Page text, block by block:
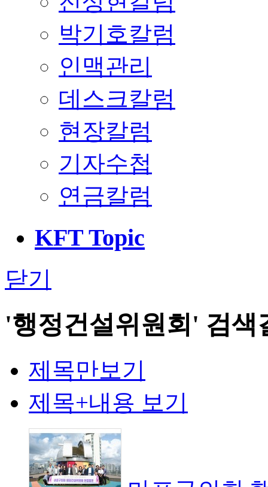
박기호칼럼
인맥관리
데스크칼럼
현장칼럼
기자수첩
연금칼럼
KFT Topic
닫기
'행정건설위원회' 검색
제목만보기
제목+내용 보기